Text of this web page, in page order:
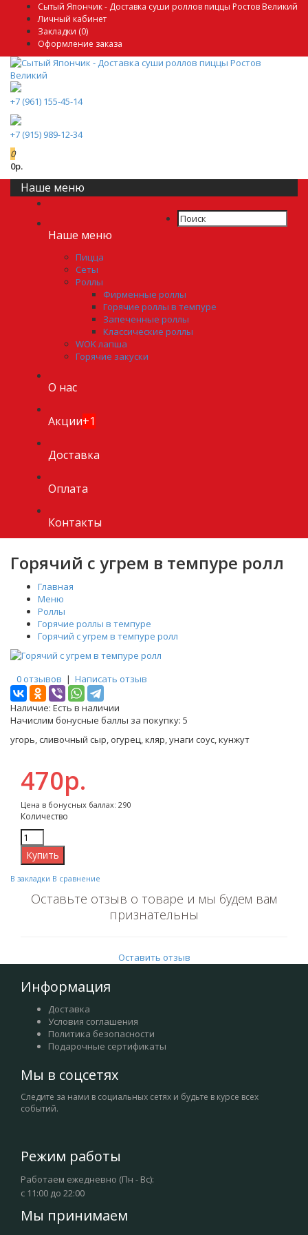
Сытый Япончик - Доставка суши роллов пиццы Ростов Великий
Личный кабинет
Закладки (0)
Оформление заказа
+7 (961) 155-45-14
+7 (915) 989-12-34
0
0р.
Наше меню
Наше меню
Пицца
Сеты
Роллы
Фирменные роллы
Горячие роллы в темпуре
Запеченные роллы
Классические роллы
WOK лапша
Горячие закуски
О нас
Акции+1
Доставка
Оплата
Контакты
Горячий с угрем в темпуре ролл
Главная
Меню
Роллы
Горячие роллы в темпуре
Горячий с угрем в темпуре ролл
0 отзывов | Написать отзыв
Наличие: Есть в наличии
Начислим бонусные баллы за покупку: 5
угорь, сливочный сыр, огурец, кляр, унаги соус, кунжут
470р.
Цена в бонусных баллах: 290
Количество
В закладки В сравнение
Оставьте отзыв о товаре и мы будем вам
признательны
Оставить отзыв
Информация
Доставка
Условия соглашения
Политика безопасности
Подарочные сертификаты
Мы в соцсетях
Следите за нами в социальных сетях и будьте в курсе всех
событий.
Режим работы
Работаем ежедневно (Пн - Вс):
с 11:00 до 22:00
Мы принимаем